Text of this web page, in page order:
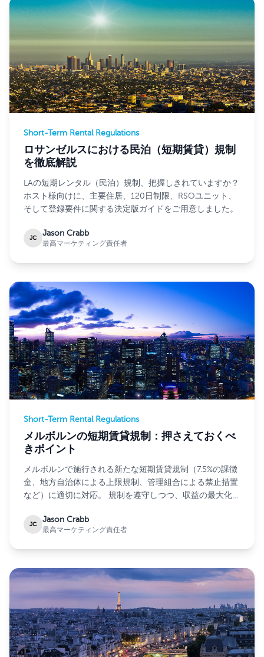
Short-Term Rental Regulations
ロサンゼルスにおける民泊（短期賃貸）規制
を徹底解説
LAの短期レンタル（民泊）規制、把握しきれていますか？
ホスト様向けに、主要住居、120日制限、RSOユニット、
そして登録要件に関する決定版ガイドをご用意しました。
JC
Jason Crabb
最高マーケティング責任者
Short-Term Rental Regulations
メルボルンの短期賃貸規制：押さえておくべ
きポイント
メルボルンで施行される新たな短期賃貸規制（7.5%の課徴
金、地方自治体による上限規制、管理組合による禁止措置
など）に適切に対応。 規制を遵守しつつ、収益の最大化を
JC
Jason Crabb
最高マーケティング責任者